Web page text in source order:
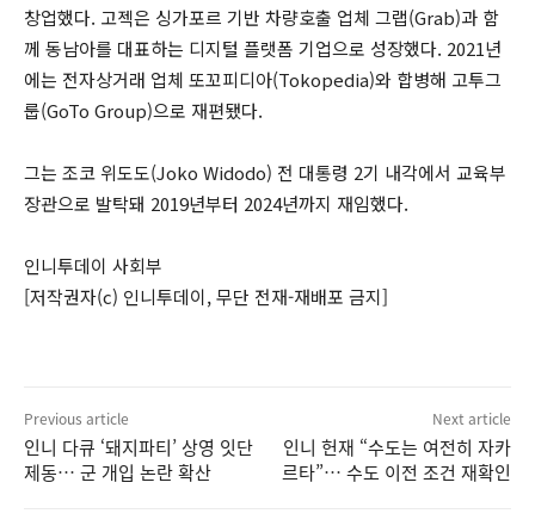
창업했다. 고젝은 싱가포르 기반 차량호출 업체 그랩(Grab)과 함
께 동남아를 대표하는 디지털 플랫폼 기업으로 성장했다. 2021년
에는 전자상거래 업체 또꼬피디아(Tokopedia)와 합병해 고투그
룹(GoTo Group)으로 재편됐다.
그는 조코 위도도(Joko Widodo) 전 대통령 2기 내각에서 교육부
장관으로 발탁돼 2019년부터 2024년까지 재임했다.
인니투데이 사회부
[저작권자(c) 인니투데이, 무단 전재-재배포 금지]
Previous article
인니 다큐 ‘돼지파티’ 상영 잇단
제동… 군 개입 논란 확산
Next article
인니 헌재 “수도는 여전히 자카
르타”… 수도 이전 조건 재확인